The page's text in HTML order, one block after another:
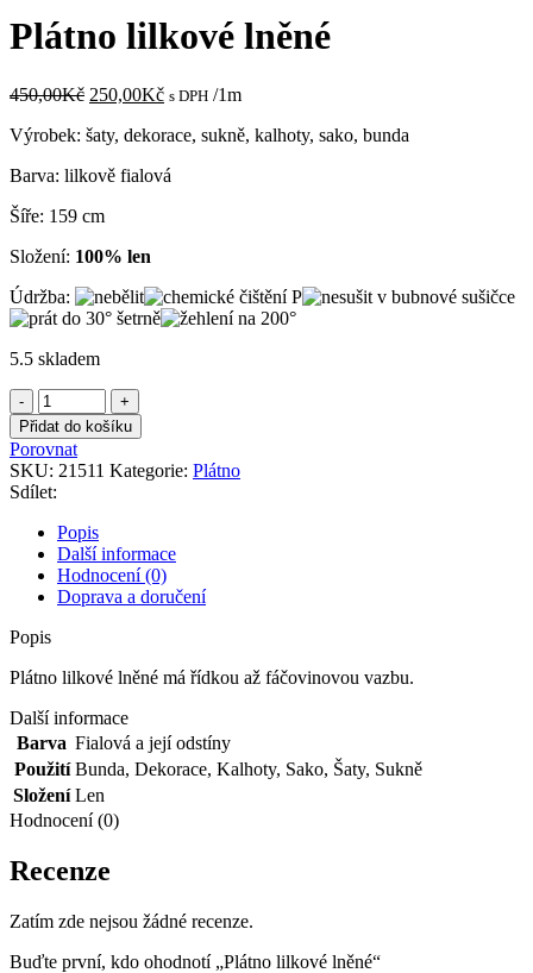
byla:
450,00Kč.250,00Kč.
Plátno lilkové lněné
450,00Kč Původní
byla:
250,00KčAktuální
je:
s DPH /1m
Výrobek: šaty, dekorace, sukně, kalhoty, sako, bunda
Barva: lilkově fialová
Šíře: 159 cm
Složení: 100% len
Údržba:
5.5 skladem
Plátno
lilkové
lněné
množství
Přidat do košíku
Porovnat
SKU: 21511 Kategorie: Plátno
Sdílet:
Popis
Další informace
Hodnocení (0)
Doprava a doručení
Popis
Plátno lilkové lněné má řídkou až fáčovinovou vazbu.
Další informace
Barva Fialová a její odstíny
Použití Bunda, Dekorace, Kalhoty, Sako, Šaty, Sukně
Složení Len
Hodnocení (0)
Recenze
Zatím zde nejsou žádné recenze.
Buďte první, kdo ohodnotí „Plátno lilkové lněné“